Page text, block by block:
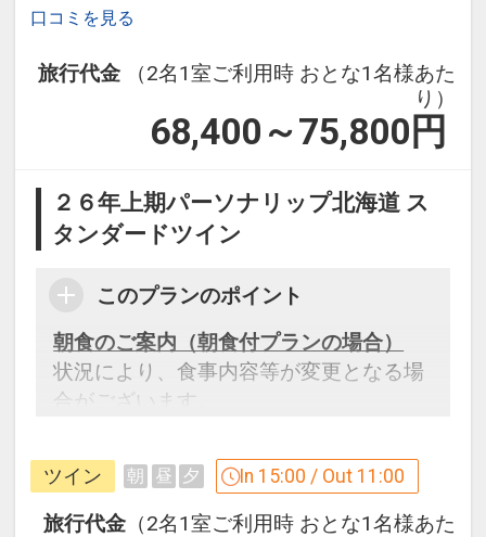
口コミを見る
旅行代金
（2名1室ご利用時 おとな1名様あた
り）
68,400～75,800 円
２６年上期パーソナリップ北海道 ス
タンダードツイン
このプランのポイント
朝食のご案内（朝食付プランの場合）
状況により、食事内容等が変更となる場
合がございます。
設定期間：2026年4月1日～2026年11月
30日
インターネットコース番号：DP-1-
ツイン 朝 昼 夕 In 15:00 / Out 11:00
旅行代金 （2名1室ご利用時 おとな1名様あた